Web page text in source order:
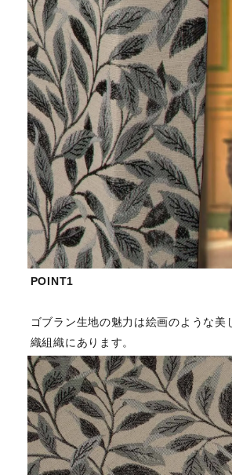
POINT1
ゴブラン生地の魅力は絵画のような美
織組織にあります。